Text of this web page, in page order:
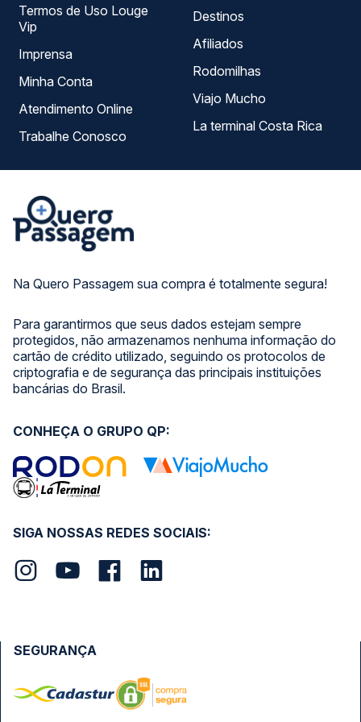
Na Quero Passagem sua compra é totalmente segura!
Para garantirmos que seus dados estejam sempre
protegidos, não armazenamos nenhuma informação do
cartão de crédito utilizado, seguindo os protocolos de
criptografia e de segurança das principais instituições
bancárias do Brasil.
Termos de Uso Louge
Vip
Imprensa
Minha Conta
Atendimento Online
Trabalhe Conosco
Destinos
Afiliados
Rodomilhas
Viajo Mucho
La terminal Costa Rica
SIGA NOSSAS REDES SOCIAIS:
CONHEÇA O GRUPO QP:
SEGURANÇA